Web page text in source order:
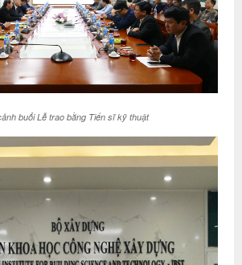
buổi Lễ trao bằng Tiến sĩ kỹ thuật